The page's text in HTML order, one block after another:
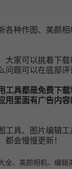
各种作图、美颜相
大家可以挑着下
问题可以在底部评
工具都是免费下
用里面有广告内
工具、图片编辑
都会慢慢更新！